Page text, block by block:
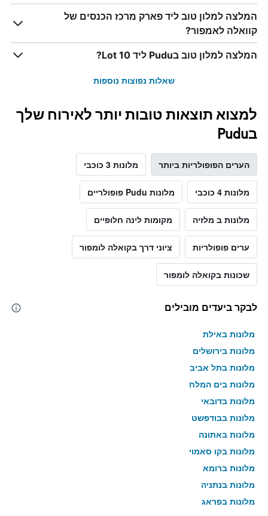
המלצה למלון טוב ליד פארק מרכז הכנסים של
קוואלה לאמפור?
המלצה למלון טוב בPudu ליד Lot 10?
שאלות נפוצות נוספות
למצוא תוצאות טובות יותר לאירוח שלך
בPudu
הערים הפופולריות ביותר מלונות 3 כוכבי
מלונות 4 כוכבי מלונות Pudu פופולריים
מלונות ב מלזיה מקומות לינה חלופיים
ערים פופולריות ציוני דרך בקואלה לומפור
שכונות בקואלה לומפור
לבקר ביעדים מובילים
מלונות באילת
מלונות בירושלים
מלונות בתל אביב
מלונות בים המלח
מלונות בדובאי
מלונות בבודפשט
מלונות באתונה
מלונות בקו סאמוי
מלונות ברומא
מלונות בנתניה
מלונות בפראג